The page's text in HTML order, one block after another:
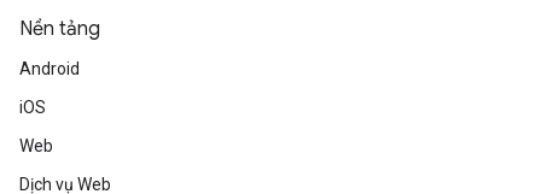
Nền tảng
Android
iOS
Web
Dịch vụ Web